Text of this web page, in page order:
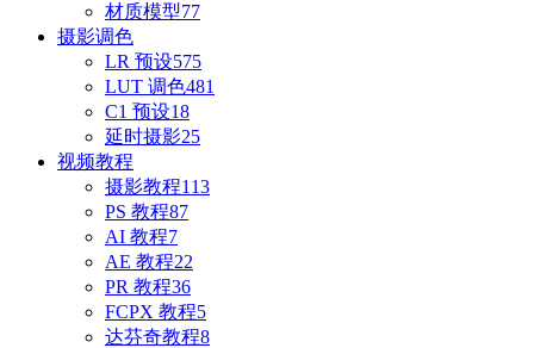
材质模型77
摄影调色
LR 预设575
LUT 调色481
C1 预设18
延时摄影25
视频教程
摄影教程113
PS 教程87
AI 教程7
AE 教程22
PR 教程36
FCPX 教程5
达芬奇教程8